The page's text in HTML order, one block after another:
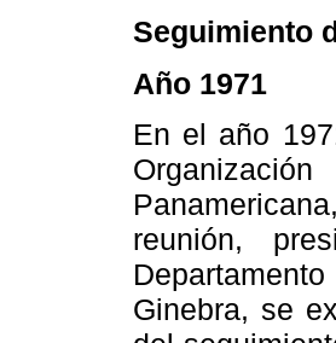
Seguimiento
Año 1971
En el año
reunión,
Ginebra, se